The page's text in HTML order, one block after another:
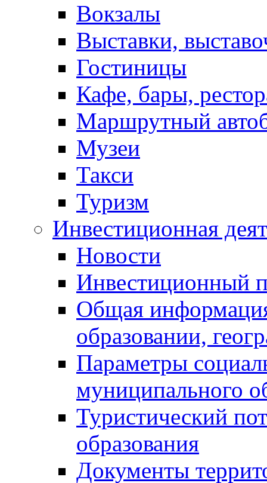
Вокзалы
Выставки,
Гостиницы
Кафе, бары,
Маршрутный
Музеи
Такси
Туризм
Инвестиционная
Новости
Инвестиционный
Общая
образовании,
Параметры
муниципального
Туристический
образования
Документы